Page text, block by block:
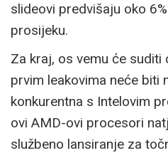
slideovi predvišaju oko
prosijeku.
Za kraj, os vemu će suditi
prvim leakovima neće biti
konkurentna s Intelovim
ovi AMD-ovi procesori
službeno lansiranje za